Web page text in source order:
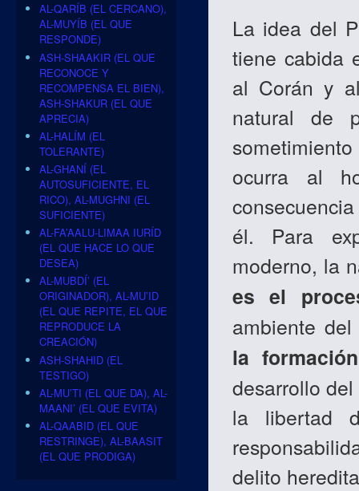
La idea del
tiene cabida
al Corán y
natural de
ocurra al
él. Para
moderno, la
es el
ambiente
la
desarrollo
la libertad
delito
AL-QARÍB (EL CERCANO),
AL-MUYÍB (EL QUE
RESPONDE)
ASH-SHAAKIR (EL QUE
RECONOCE Y
RECOMPENSA EL BIEN),
ASH-SHAKUR (EL QUE
APRECIA)
AL-HALÍM (EL
TOLERANTE)
AL-GHANÍ (EL
AUTOSUFICIENTE, EL
RICO), AL-MUGHNI (EL
SUFICIENTE)
AL-FA’AALU-LIMAA IURÍD
(EL QUE HACE LO QUE
DESEA)
AL-MUBDÍ’ (EL
ORIGINADOR), AL-MU’ID
(EL QUE REPITE, EL QUE
REPRODUCE LA
CREACIÓN)
ASH-SHAHID (EL
TESTIGO)
AL-MU’TI (EL QUE DA), AL-
MAANI’ (EL QUE EVITA)
AL-QAABID (EL QUE
RESTRINGE), AL-BAASIT
(EL QUE PRODIGA)